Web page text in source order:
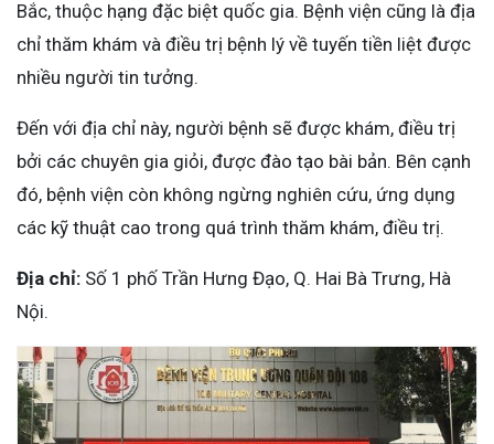
Bắc, thuộc hạng đặc biệt quốc gia. Bệnh viện cũng là địa
chỉ thăm khám và điều trị bệnh lý về tuyến tiền liệt được
nhiều người tin tưởng.
Đến với địa chỉ này, người bệnh sẽ được khám, điều trị
bởi các chuyên gia giỏi, được đào tạo bài bản. Bên cạnh
đó, bệnh viện còn không ngừng nghiên cứu, ứng dụng
các kỹ thuật cao trong quá trình thăm khám, điều trị.
Địa chỉ: Số 1 phố Trần Hưng Đạo, Q. Hai Bà Trưng, Hà
Nội.